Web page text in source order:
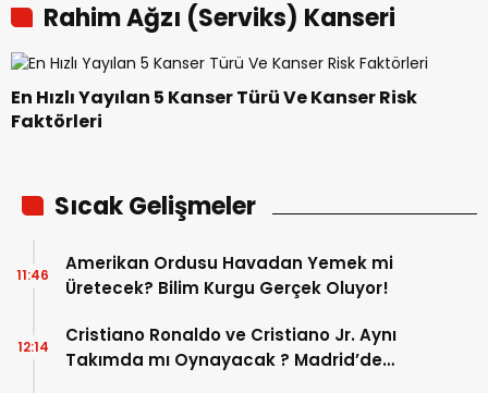
Rahim Ağzı (Serviks) Kanseri
En Hızlı Yayılan 5 Kanser Türü Ve Kanser Risk
Faktörleri
Sıcak Gelişmeler
Amerikan Ordusu Havadan Yemek mi
Üretecek? Bilim Kurgu Gerçek Oluyor!
11:46
Cristiano Ronaldo ve Cristiano Jr. Aynı
Takımda mı Oynayacak ? Madrid’de
12:14